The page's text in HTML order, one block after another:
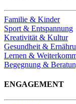
Familie & Kinder
Sport & Entspannung
Kreativität & Kultur
Gesundheit &
Lernen &
Begegnung &
ENGAGEMENT